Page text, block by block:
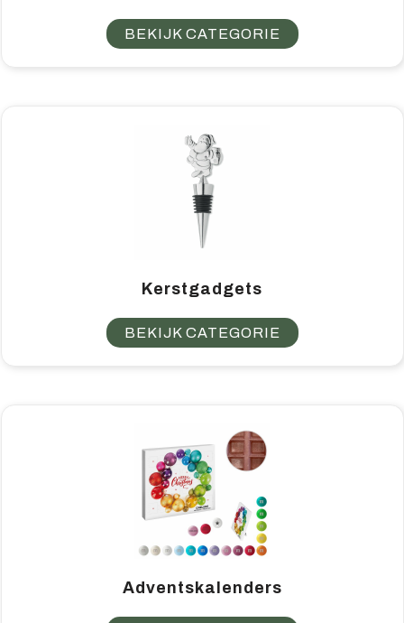
Groen geschenk
Gereedschap & veiligheid
Overige relatiegeschenken
BEKIJK CATEGORIE
Kerstgadgets
BEKIJK CATEGORIE
Adventskalenders